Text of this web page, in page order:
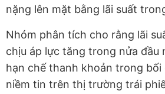
nặng lên mặt bằng lãi suất
Nhóm phân tích cho rằng lãi
chịu áp lực tăng trong nửa đầu
hạn chế thanh khoản trong bối
niềm tin trên thị trường trái